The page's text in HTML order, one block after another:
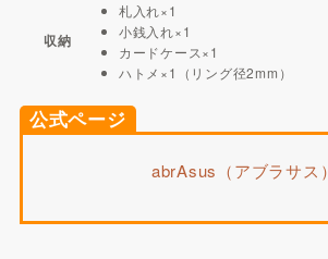
収納
札入れ×1
小銭入れ×1
カードケース×1
ハトメ×1（リング径2mm）
公式ページ
abrAsus（アブラサス）